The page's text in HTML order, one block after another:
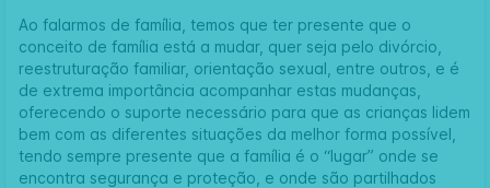
Ao falarmos de família, temos que ter presente que o
conceito de família está a mudar, quer seja pelo divórcio,
reestruturação familiar, orientação sexual, entre outros, e é
de extrema importância acompanhar estas mudanças,
oferecendo o suporte necessário para que as crianças lidem
bem com as diferentes situações da melhor forma possível,
tendo sempre presente que a família é o “lugar” onde se
encontra segurança e proteção, e onde são partilhados